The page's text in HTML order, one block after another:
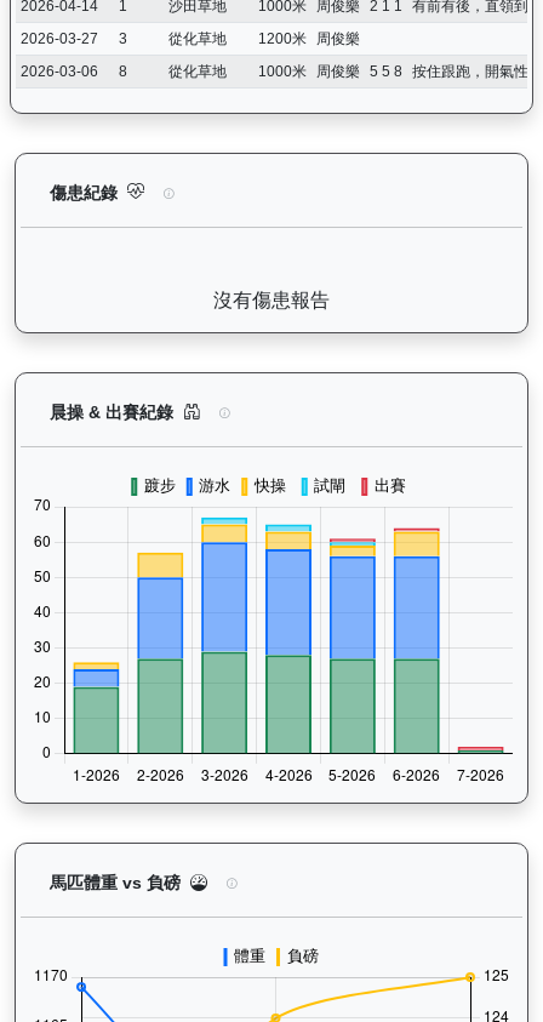
2026-04-14 1 沙田草地 1000米 周俊樂 2 1 1
有前有後，直領到底
2026-03-27
3 從化草地 1200米
周俊樂
2026-03-06
8 從化草地 1000米 周俊樂 5 5 8 按住跟跑，開氣性質
傷患紀錄 㩒住贏（L310）— 傷患紀錄：查看馬匹完整的
沒有傷患報告
晨操 & 出賽紀錄 㩒住贏（L310）— 晨操及出賽紀錄圖表
馬匹體重 vs 負磅 㩒住贏（L310）— 馬匹體重與負磅走